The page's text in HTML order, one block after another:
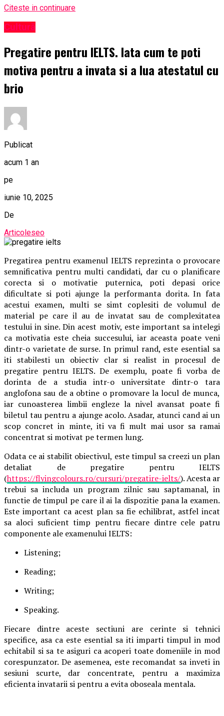
Citeste in continuare
Cultură
Pregatire pentru IELTS. Iata cum te poti
motiva pentru a invata si a lua atestatul cu
brio
Publicat
acum 1 an
pe
iunie 10, 2025
De
Articoleseo
Pregatirea pentru examenul IELTS reprezinta o provocare
semnificativa pentru multi candidati, dar cu o planificare
corecta si o motivatie puternica, poti depasi orice
dificultate si poti ajunge la performanta dorita. In fata
acestui examen, multi se simt coplesiti de volumul de
material pe care il au de invatat sau de complexitatea
testului in sine. Din acest motiv, este important sa intelegi
ca motivatia este cheia succesului, iar aceasta poate veni
dintr-o varietate de surse. In primul rand, este esential sa
iti stabilesti un obiectiv clar si realist in procesul de
pregatire pentru IELTS. De exemplu, poate fi vorba de
dorinta de a studia intr-o universitate dintr-o tara
anglofona sau de a obtine o promovare la locul de munca,
iar cunoasterea limbii engleze la nivel avansat poate fi
biletul tau pentru a ajunge acolo. Asadar, atunci cand ai un
scop concret in minte, iti va fi mult mai usor sa ramai
concentrat si motivat pe termen lung.
Odata ce ai stabilit obiectivul, este timpul sa creezi un plan
detaliat de pregatire pentru IELTS
(https://flyingcolours.ro/cursuri/pregatire-ielts/). Acesta ar
trebui sa includa un program zilnic sau saptamanal, in
functie de timpul pe care il ai la dispozitie pana la examen.
Este important ca acest plan sa fie echilibrat, astfel incat
sa aloci suficient timp pentru fiecare dintre cele patru
componente ale examenului IELTS:
Listening;
Reading;
Writing;
Speaking.
Fiecare dintre aceste sectiuni are cerinte si tehnici
specifice, asa ca este esential sa iti imparti timpul in mod
echitabil si sa te asiguri ca acoperi toate domeniile in mod
corespunzator. De asemenea, este recomandat sa inveti in
sesiuni scurte, dar concentrate, pentru a maximiza
eficienta invatarii si pentru a evita oboseala mentala.